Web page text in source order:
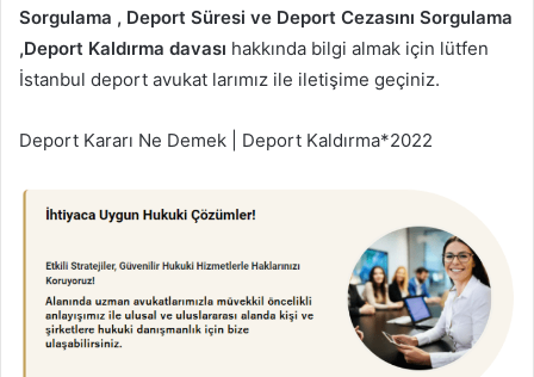
Sorgulama , Deport Süresi ve Deport Cezasını Sorgulama
,Deport Kaldırma davası hakkında bilgi almak için lütfen
İstanbul deport avukat larımız ile iletişime geçiniz.
Deport Kararı Ne Demek | Deport Kaldırma*2022